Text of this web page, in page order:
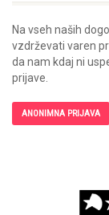
Na vseh naših
vzdrževati varen
da nam kdaj ni
prijave.
ANONIMNA PRIJAVA